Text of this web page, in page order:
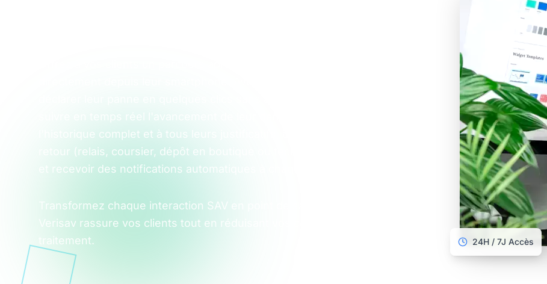
l'historique complet et à tous leurs justificatifs, choisir leur mode de
retour (relais, coursier, dépôt en boutique ou technicien à domicile)
et recevoir des notifications automatiques à chaque étape.
Transformez chaque interaction SAV en point de satisfaction :
Verisav rassure vos clients tout en réduisant vos coûts et délais de
traitement.
24H / 7J Accès